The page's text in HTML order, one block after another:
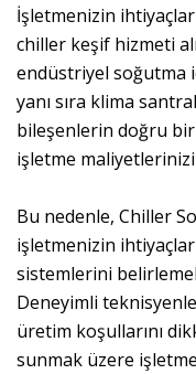
İşletmenizin
chiller keşif hizmeti
endüstriyel soğutma
yanı sıra klima
bileşenlerin doğru
işletme
Bu nedenle, Chiller
işletmenizin
sistemlerini
Deneyimli
üretim koşullarını
sunmak üzere